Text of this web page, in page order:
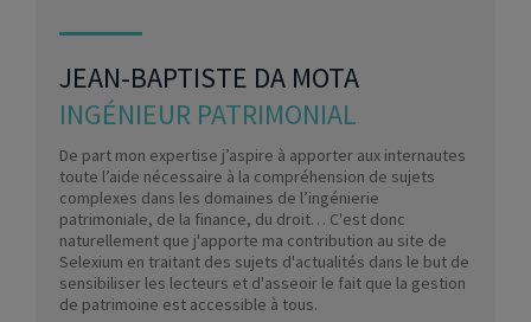
JEAN-BAPTISTE DA MOTA
INGÉNIEUR PATRIMONIAL
De part mon expertise j’aspire à apporter aux internautes
toute l’aide nécessaire à la compréhension de sujets
complexes dans les domaines de l’ingénierie
patrimoniale, de la finance, du droit… C'est donc
naturellement que j'apporte ma contribution au site de
Selexium en traitant des sujets d'actualités dans le but de
sensibiliser les lecteurs et d'asseoir le fait que la gestion
de patrimoine est accessible à tous.